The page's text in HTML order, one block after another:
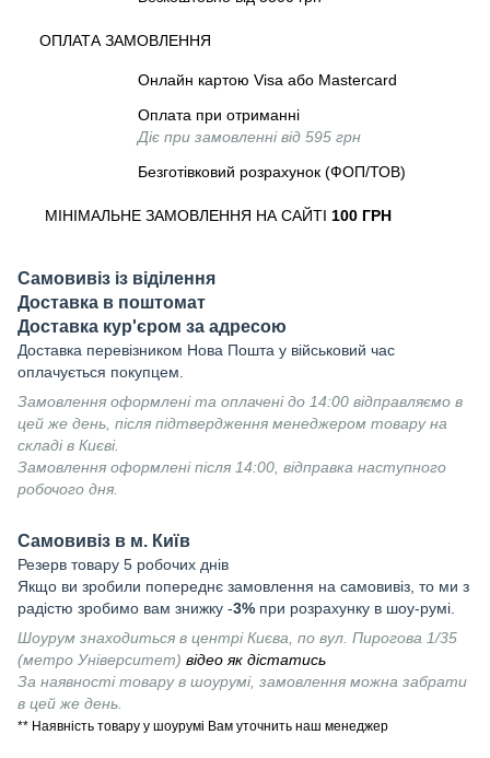
ОПЛАТА ЗАМОВЛЕННЯ
Онлайн картою Visa або Mastercard
Оплата при отриманні
Діє при замовленні від 595 грн
Безготівковий розрахунок (ФОП/ТОВ)
МІНІМАЛЬНЕ ЗАМОВЛЕННЯ НА САЙТІ 100 ГРН
Самовивіз із віділення
Доставка в поштомат
Доставка кур'єром за адресою
Доставка перевізником Нова Пошта у військовий час
оплачується покупцем.
Замовлення оформлені та оплачені до 14:00 відправляємо в
цей же день, після підтвердження менеджером товару на
складі в Києві.
Замовлення оформлені після 14:00, відправка наступного
робочого дня.
Самовивіз в м. Київ
Резерв товару 5 робочих днів
Якщо ви зробили попереднє замовлення на самовивіз, то ми з
радістю зробимо вам знижку -3% при розрахунку в шоу-румі.
Шоурум знаходиться в центрі Києва, по вул. Пирогова 1/35
(метро Університет) відео як дістатись
За наявності товару в шоурумі, замовлення можна забрати
в цей же день.
** Наявність товару у шоурумі Вам уточнить наш менеджер